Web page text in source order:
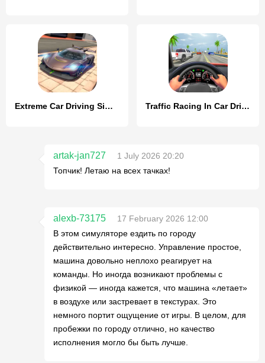
Extreme Car Driving Simulator Traffic Racing In Car Driving
artak-jan727
1 July 2026 20:20
Топчик! Летаю на всех тачках!
alexb-73175
17 February 2026 12:00
В этом симуляторе ездить по городу
действительно интересно. Управление простое,
машина довольно неплохо реагирует на
команды. Но иногда возникают проблемы с
физикой — иногда кажется, что машина «летает»
в воздухе или застревает в текстурах. Это
немного портит ощущение от игры. В целом, для
пробежки по городу отлично, но качество
исполнения могло бы быть лучше.